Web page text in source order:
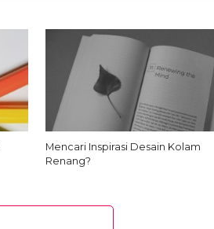
Mencari Inspirasi Desain Kolam
Renang?